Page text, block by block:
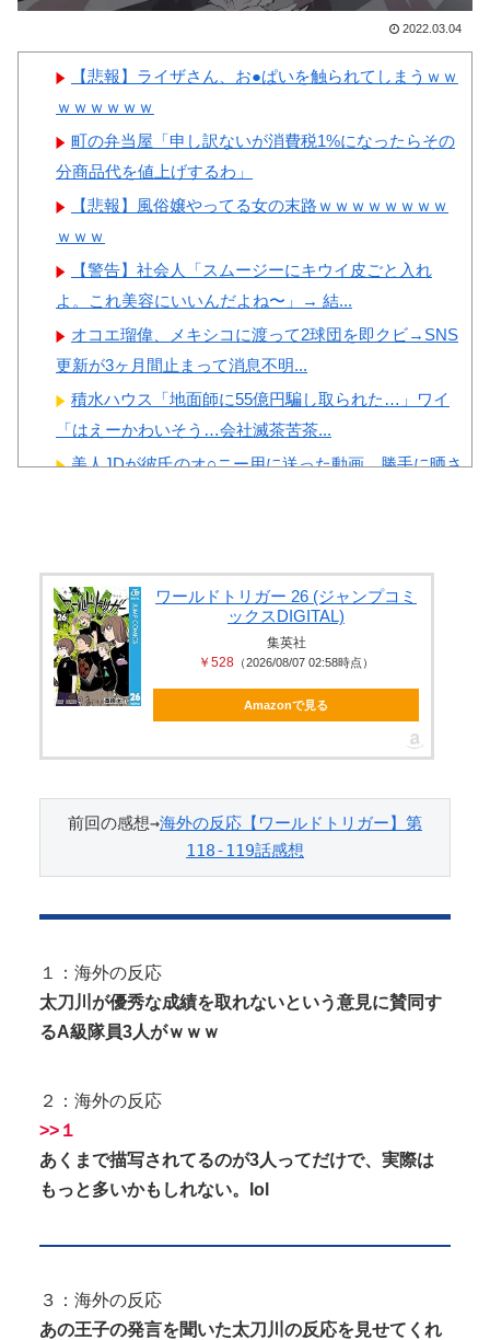
女ｗｗｗ
Powered by livedoor 相互RSS
奪される模様…（ﾌﾞﾙﾌﾞﾙ」＝
韓国の反応
韓国、サッカーW杯予選で審
ことが判明！ 日本も巻き込ま
韓国人「熊本地震発生時の病
じい状況だ」
Powered by livedoor 相互RSS
2022.03.04
【悲報】ライザさん、お●ぱいを触られてしまうｗｗ
ｗｗｗｗｗｗ
町の弁当屋「申し訳ないが消費税1%になったらその
分商品代を値上げするわ」
【悲報】風俗嬢やってる女の末路ｗｗｗｗｗｗｗｗ
ｗｗｗ
【警告】社会人「スムージーにキウイ皮ごと入れ
よ。これ美容にいいんだよね〜」→ 結...
オコエ瑠偉、メキシコに渡って2球団を即クビ→SNS
更新が3ヶ月間止まって消息不明...
積水ハウス「地面師に55億円騙し取られた…」ワイ
「はえーかわいそう…会社滅茶苦茶...
美人JDが彼氏のオ○ニー用に送った動画、勝手に晒さ
【画像】 女の子「ど、どどどどこ見てるんですか
ッ！」
村重杏奈、写真集ヌードがエ□い！乳首透け、巨乳お
○ぱいが最高過ぎる！
Powered by livedoor 相互RSS
ワールドトリガー 26 (ジャンプコミ
ックスDIGITAL)
集英社
￥528 （2026/08/07 02:58時点）
Amazonで見る
前回の感想→海外の反応【ワールドトリガー】第
118-119話感想
１：海外の反応
太刀川が優秀な成績を取れないという意見に賛同す
るA級隊員3人がｗｗｗ
２：海外の反応
>>１
あくまで描写されてるのが3人ってだけで、実際は
もっと多いかもしれない。lol
３：海外の反応
あの王子の発言を聞いた太刀川の反応を見せてくれ